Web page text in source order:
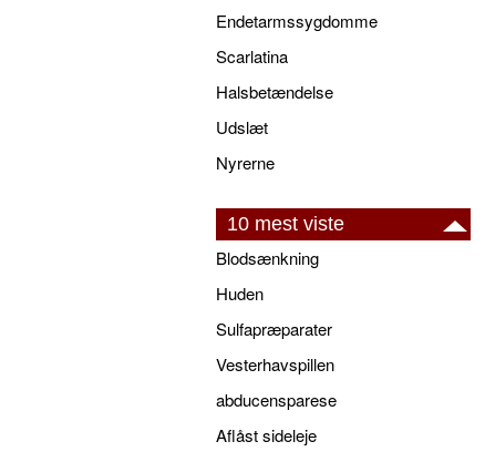
Endetarmssygdomme
Scarlatina
Halsbetændelse
Udslæt
Nyrerne
10 mest viste
Blodsænkning
Huden
Sulfapræparater
Vesterhavspillen
abducensparese
Aflåst sideleje